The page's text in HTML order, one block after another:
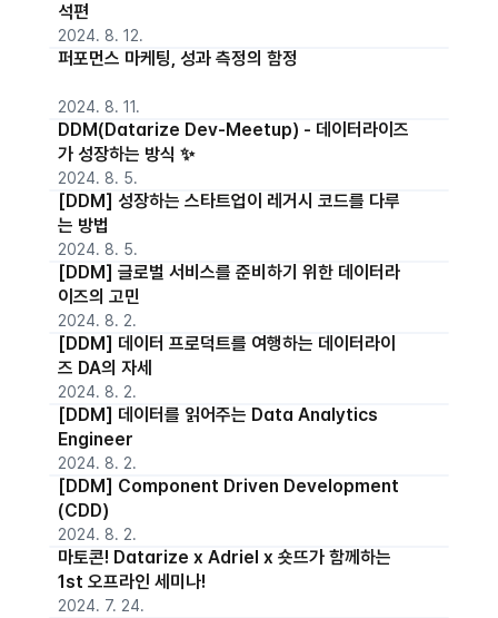
석편
2024. 8. 12.
퍼포먼스 마케팅, 성과 측정의 함정
2024. 8. 11.
DDM(Datarize Dev-Meetup) - 데이터라이즈
가 성장하는 방식 ✨
2024. 8. 5.
[DDM] 성장하는 스타트업이 레거시 코드를 다루
는 방법
2024. 8. 5.
[DDM] 글로벌 서비스를 준비하기 위한 데이터라
이즈의 고민
2024. 8. 2.
[DDM] 데이터 프로덕트를 여행하는 데이터라이
즈 DA의 자세
2024. 8. 2.
[DDM] 데이터를 읽어주는 Data Analytics
Engineer
2024. 8. 2.
[DDM] Component Driven Development
(CDD)
2024. 8. 2.
마토콘! Datarize x Adriel x 숏뜨가 함께하는
1st 오프라인 세미나!
2024. 7. 24.